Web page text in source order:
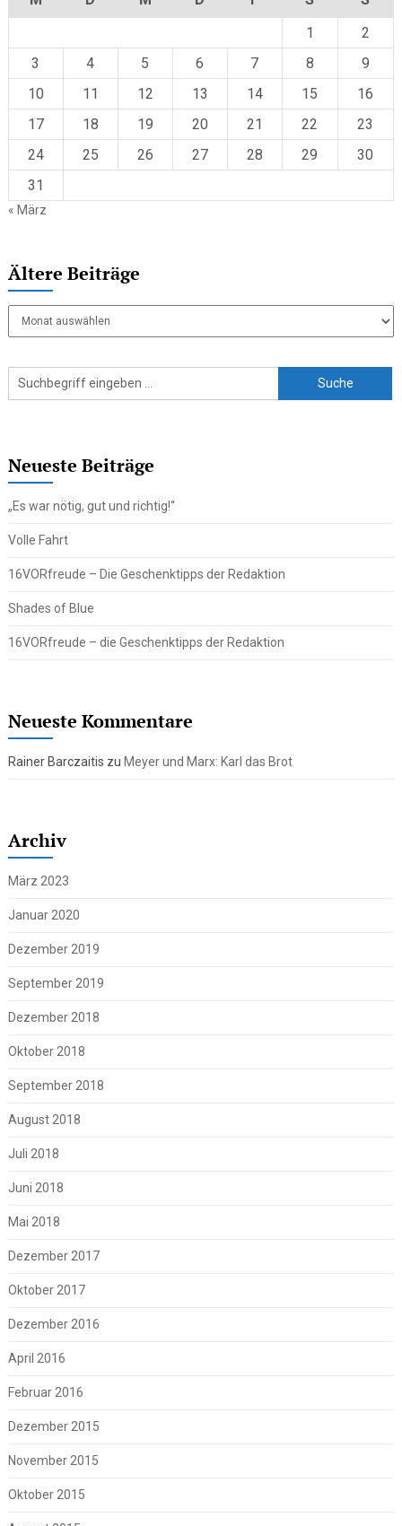
1
2
3
4 5 6 7 8
9
10
11 12 13 14 15
16
17
18 19 20 21 22
23
24
25 26 27 28 29
30
31
« März
Ältere Beiträge
Neueste Beiträge
„Es war nötig, gut und richtig!“
Volle Fahrt
16VORfreude – Die Geschenktipps der Redaktion
Shades of Blue
16VORfreude – die Geschenktipps der Redaktion
Neueste Kommentare
Rainer Barczaitis zu Meyer und Marx: Karl das Brot
Archiv
März 2023
Januar 2020
Dezember 2019
September 2019
Dezember 2018
Oktober 2018
September 2018
August 2018
Juli 2018
Juni 2018
Mai 2018
Dezember 2017
Oktober 2017
Dezember 2016
April 2016
Februar 2016
Dezember 2015
November 2015
Oktober 2015